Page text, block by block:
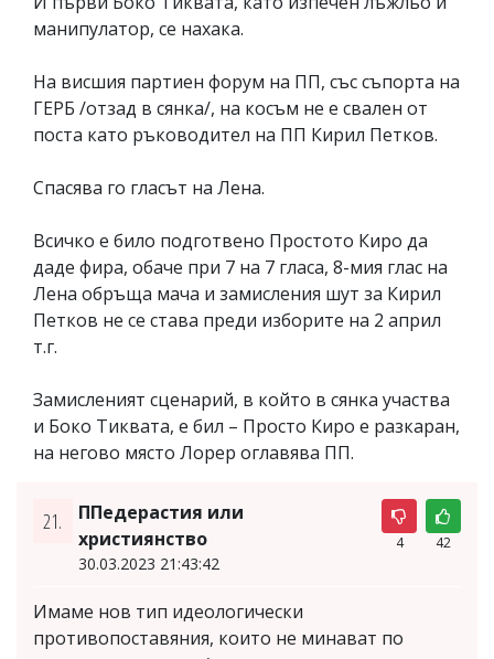
манипулатор, се нахака.
На висшия партиен форум на ПП, със съпорта на
ГЕРБ /отзад в сянка/, на косъм не е свален от
поста като ръководител на ПП Кирил Петков.
Спасява го гласът на Лена.
Всичко е било подготвено Простото Киро да
даде фира, обаче при 7 на 7 гласа, 8-мия глас на
Лена обръща мача и замисления шут за Кирил
Петков не се става преди изборите на 2 април
т.г.
Замисленият сценарий, в който в сянка участва
и Боко Тиквата, е бил – Просто Киро е разкаран,
на негово място Лорер оглавява ПП.
21.
ППедерастия или
християнство
30.03.2023 21:43:42
4 42
Имаме нов тип идеологически
противопоставяния, които не минават по